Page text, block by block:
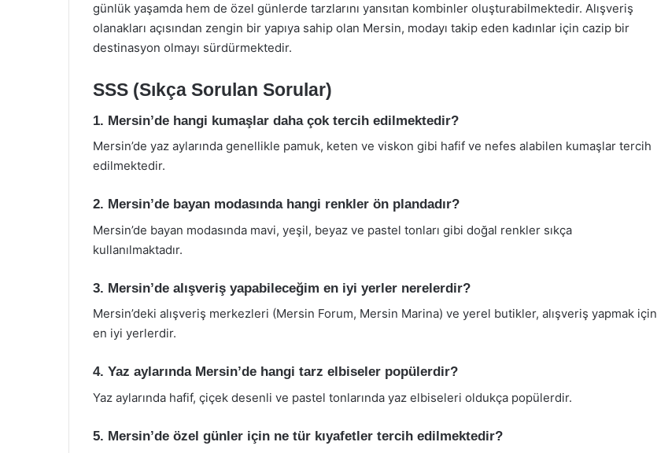
günlük yaşamda hem de özel günlerde tarzlarını yansıtan kombinler oluşturabilmektedir. Alışveriş
olanakları açısından zengin bir yapıya sahip olan Mersin, modayı takip eden kadınlar için cazip bir
destinasyon olmayı sürdürmektedir.
SSS (Sıkça Sorulan Sorular)
1. Mersin’de hangi kumaşlar daha çok tercih edilmektedir?
Mersin’de yaz aylarında genellikle pamuk, keten ve viskon gibi hafif ve nefes alabilen kumaşlar tercih
edilmektedir.
2. Mersin’de bayan modasında hangi renkler ön plandadır?
Mersin’de bayan modasında mavi, yeşil, beyaz ve pastel tonları gibi doğal renkler sıkça
kullanılmaktadır.
3. Mersin’de alışveriş yapabileceğim en iyi yerler nerelerdir?
Mersin’deki alışveriş merkezleri (Mersin Forum, Mersin Marina) ve yerel butikler, alışveriş yapmak için
en iyi yerlerdir.
4. Yaz aylarında Mersin’de hangi tarz elbiseler popülerdir?
Yaz aylarında hafif, çiçek desenli ve pastel tonlarında yaz elbiseleri oldukça popülerdir.
5. Mersin’de özel günler için ne tür kıyafetler tercih edilmektedir?